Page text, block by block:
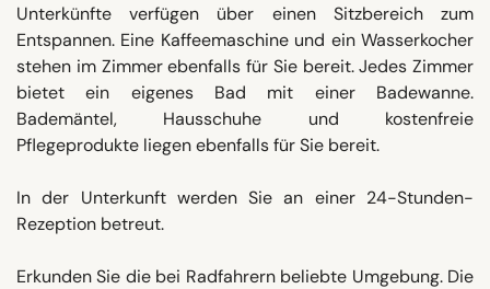
Unterkünfte verfügen über einen Sitzbereich zum
Entspannen. Eine Kaffeemaschine und ein Wasserkocher
stehen im Zimmer ebenfalls für Sie bereit. Jedes Zimmer
bietet ein eigenes Bad mit einer Badewanne.
Bademäntel, Hausschuhe und kostenfreie
Pflegeprodukte liegen ebenfalls für Sie bereit.
In der Unterkunft werden Sie an einer 24-Stunden-
Rezeption betreut.
Erkunden Sie die bei Radfahrern beliebte Umgebung. Die